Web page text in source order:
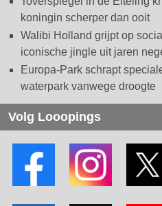
koningin scherper dan ooit
Walibi Holland grijpt op
iconische jingle uit jaren
Europa-Park schrapt
waterpark vanwege droogte
Volg Looopings